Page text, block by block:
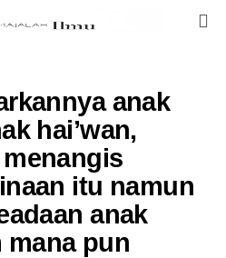
anak
hai’wan,
itu namun
anak
mana pun